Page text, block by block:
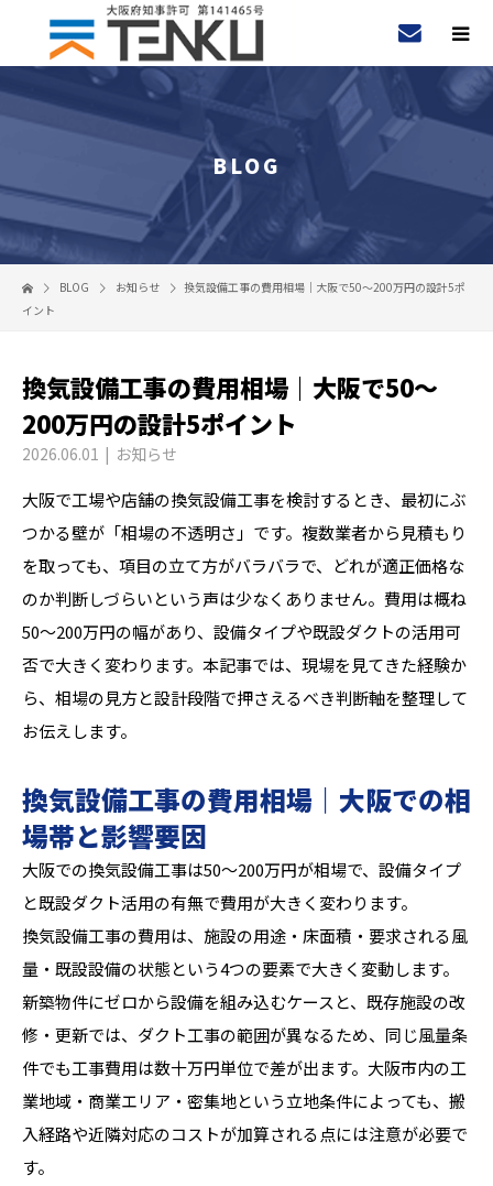
BLOG
BLOG お知らせ
換気設備工事の費用相場｜大阪で50〜200万円の設計5ポ
イント
換気設備工事の費用相場｜大阪で50〜
200万円の設計5ポイント
2026.06.01 お知らせ
大阪で工場や店舗の換気設備工事を検討するとき、最初にぶ
つかる壁が「相場の不透明さ」です。複数業者から見積もり
を取っても、項目の立て方がバラバラで、どれが適正価格な
のか判断しづらいという声は少なくありません。費用は概ね
50〜200万円の幅があり、設備タイプや既設ダクトの活用可
否で大きく変わります。本記事では、現場を見てきた経験か
ら、相場の見方と設計段階で押さえるべき判断軸を整理して
お伝えします。
換気設備工事の費用相場｜大阪での相
場帯と影響要因
大阪での換気設備工事は50〜200万円が相場で、設備タイプ
と既設ダクト活用の有無で費用が大きく変わります。
換気設備工事の費用は、施設の用途・床面積・要求される風
量・既設設備の状態という4つの要素で大きく変動します。
新築物件にゼロから設備を組み込むケースと、既存施設の改
修・更新では、ダクト工事の範囲が異なるため、同じ風量条
件でも工事費用は数十万円単位で差が出ます。大阪市内の工
業地域・商業エリア・密集地という立地条件によっても、搬
入経路や近隣対応のコストが加算される点には注意が必要で
す。